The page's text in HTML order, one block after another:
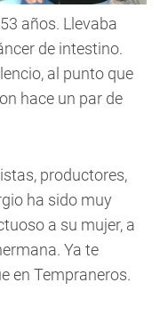
años. Llevaba
de intestino.
al punto que
hace un par de
productores,
ha sido muy
a su mujer, a
Ya te
en Tempraneros.